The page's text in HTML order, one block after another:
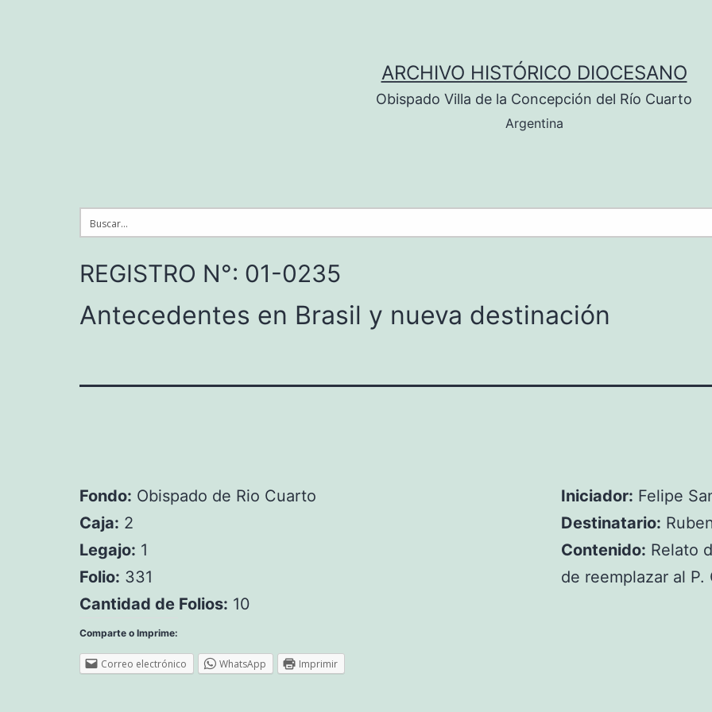
ARCHIVO HISTÓRICO DIOCESANO
Obispado Villa de la Concepción del Río Cuarto
Argentina
REGISTRO N°: 01-0235
Antecedentes en Brasil y nueva destinación
Fondo: Obispado de Rio Cuarto
Caja: 2
Legajo: 1
Folio: 331
Cantidad de Folios: 10
Iniciador: Felipe
Destinatario:
Contenido: Relato
de reemplazar al
Comparte o Imprime:
Correo electrónico WhatsApp Imprimir